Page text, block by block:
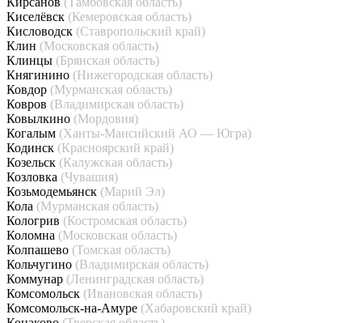
Киселёвск (Кемеровская область)
Кисловодск (Ставропольский край)
Клин (Московская область)
Клинцы (Брянская область)
Княгинино (Нижегородская область)
Ковдор (Мурманская область)
Ковров (Владимирская область)
Ковылкино (Мордовия)
Когалым (Ханты-Мансийский АО — Югра)
Кодинск (Красноярский край)
Козельск (Калужская область)
Козловка (Чувашия)
Козьмодемьянск (Марий Эл)
Кола (Мурманская область)
Кологрив (Костромская область)
Коломна (Московская область)
Колпашево (Томская область)
Кольчугино (Владимирская область)
Коммунар (Ленинградская область)
Комсомольск (Ивановская область)
Комсомольск-на-Амуре (Хабаровский край)